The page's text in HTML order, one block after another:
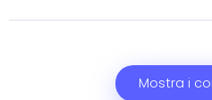
Mostra i